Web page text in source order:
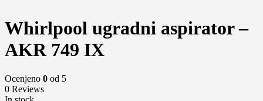
Whirlpool ugradni aspirator –
AKR 749 IX
Ocenjeno 0 od 5
0 Reviews